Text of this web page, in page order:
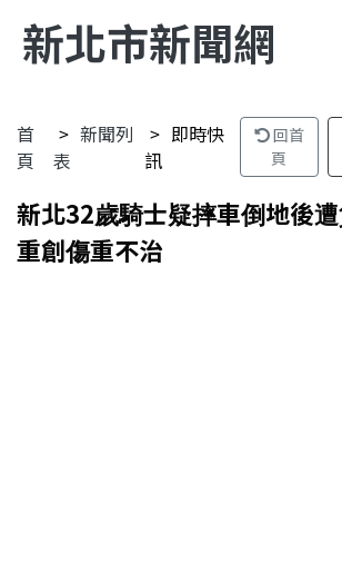
新北市新聞網
首
頁
新聞列
表
即時快
訊
回首
頁
新北32歲騎士疑摔車倒地後
重創傷重不治